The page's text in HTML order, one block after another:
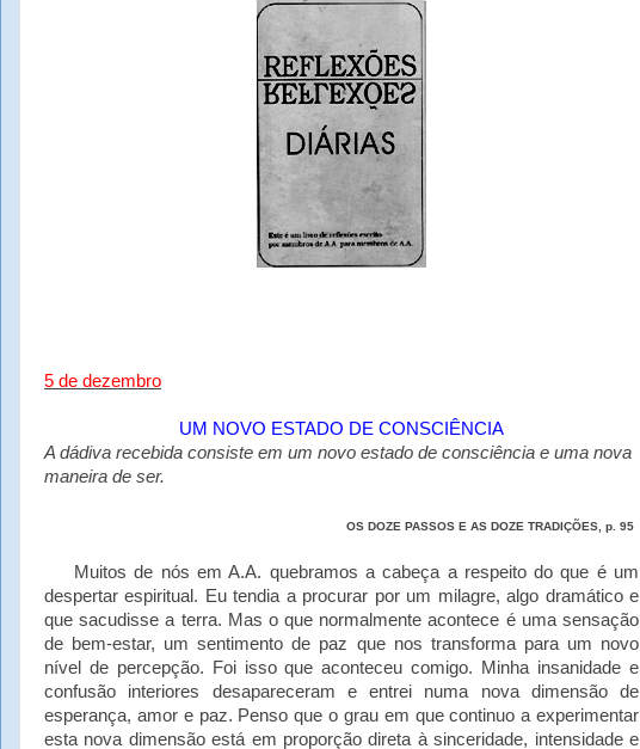
5 de dezembro
UM NOVO ESTADO DE CONSCIÊNCIA
A dádiva recebida consiste em um novo estado de consciência e uma nova
maneira de ser.
OS DOZE PASSOS E AS DOZE TRADIÇÕES, p. 95
Muitos de nós em A.A. quebramos a cabeça a respeito do que é um
despertar espiritual. Eu tendia a procurar por um milagre, algo dramático e
que sacudisse a terra. Mas o que normalmente acontece é uma sensação
de bem-estar, um sentimento de paz que nos transforma para um novo
nível de percepção. Foi isso que aconteceu comigo. Minha insanidade e
confusão interiores desapareceram e entrei numa nova dimensão de
esperança, amor e paz. Penso que o grau em que continuo a experimentar
esta nova dimensão está em proporção direta à sinceridade, intensidade e